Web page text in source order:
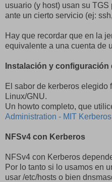
usuario (y host) usan su
ante un cierto servicio (ej:
Hay que recordar que en la
equivalente a una cuenta de
Instalación y configuración
El sabor de kerberos elegido
Linux/GNU.
Un howto completo, que
Administration - MIT
NFSv4 con Kerberos
NFSv4 con Kerberos
Por lo tanto si lo usamos en
usar /etc/hosts o bien